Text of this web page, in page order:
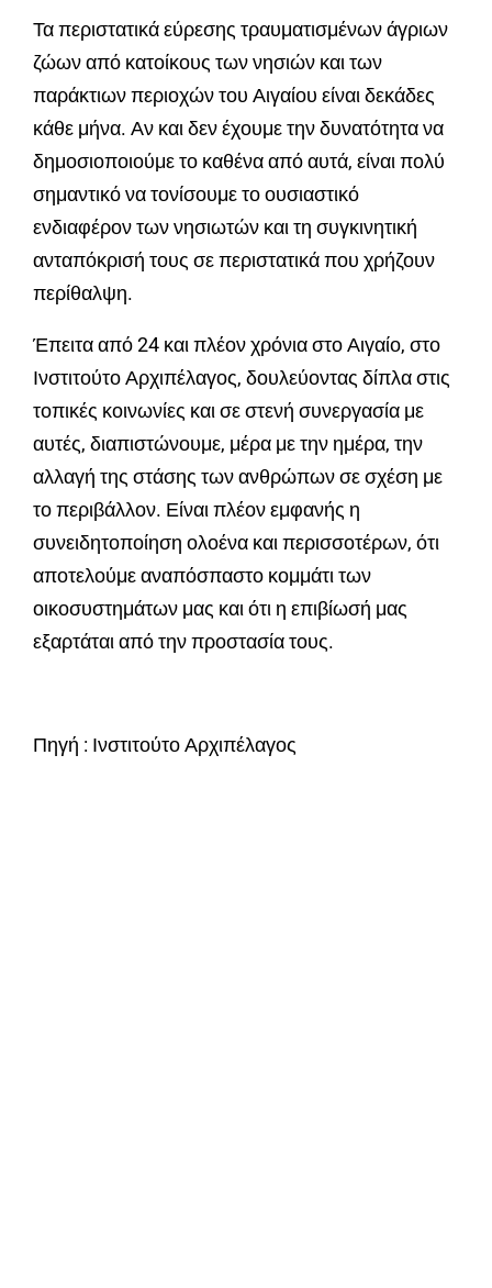
Τα περιστατικά εύρεσης τραυματισμένων άγριων
ζώων από κατοίκους των νησιών και των
παράκτιων περιοχών του Αιγαίου είναι δεκάδες
κάθε μήνα. Αν και δεν έχουμε την δυνατότητα να
δημοσιοποιούμε το καθένα από αυτά, είναι πολύ
σημαντικό να τονίσουμε το ουσιαστικό
ενδιαφέρον των νησιωτών και τη συγκινητική
ανταπόκρισή τους σε περιστατικά που χρήζουν
περίθαλψη.
Έπειτα από 24 και πλέον χρόνια στο Αιγαίο, στο
Ινστιτούτο Αρχιπέλαγος, δουλεύοντας δίπλα στις
τοπικές κοινωνίες και σε στενή συνεργασία με
αυτές, διαπιστώνουμε, μέρα με την ημέρα, την
αλλαγή της στάσης των ανθρώπων σε σχέση με
το περιβάλλον. Είναι πλέον εμφανής η
συνειδητοποίηση ολοένα και περισσοτέρων, ότι
αποτελούμε αναπόσπαστο κομμάτι των
οικοσυστημάτων μας και ότι η επιβίωσή μας
εξαρτάται από την προστασία τους.
Πηγή : Ινστιτούτο Αρχιπέλαγος